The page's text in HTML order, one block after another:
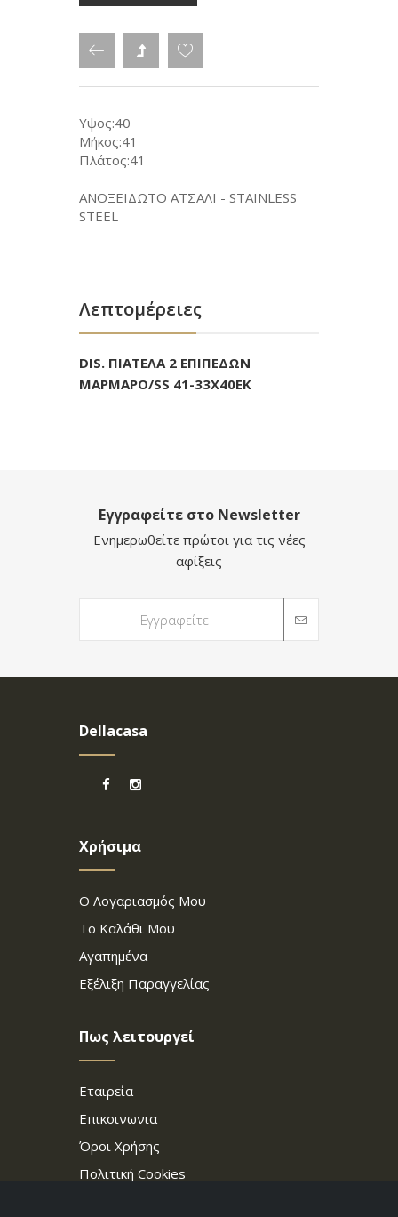
Υψος:40
Μήκος:41
Πλάτος:41
ΑΝΟΞΕΙΔΩΤΟ ΑΤΣΑΛΙ - STAINLESS
STEEL
Λεπτομέρειες
DIS. ΠΙΑΤΕΛΑ 2 ΕΠΙΠΕΔΩΝ
ΜΑΡΜΑΡΟ/SS 41-33X40ΕΚ
Εγγραφείτε στο Newsletter
Ενημερωθείτε πρώτοι για τις νέες
αφίξεις
Dellacasa
Χρήσιμα
Ο Λογαριασμός Μου
Το Καλάθι Μου
Αγαπημένα
Εξέλιξη Παραγγελίας
Πως λειτουργεί
Εταιρεία
Επικοινωνια
Όροι Χρήσης
Πολιτική Cookies